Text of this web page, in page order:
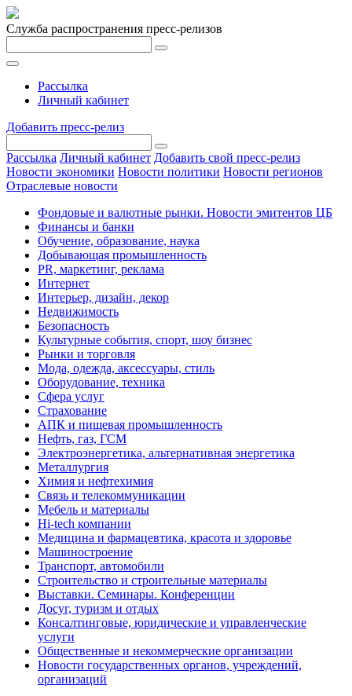
Служба распространения пресс-релизов
Рассылка
Личный кабинет
Добавить пресс-релиз
Рассылка Личный кабинет Добавить свой пресс-релиз
Новости экономики Новости политики Новости регионов
Отраслевые новости
Фондовые и валютные рынки. Новости эмитентов ЦБ
Финансы и банки
Обучение, образование, наука
Добывающая промышленность
PR, маркетинг, реклама
Интернет
Интерьер, дизайн, декор
Недвижимость
Безопасность
Культурные события, спорт, шоу бизнес
Рынки и торговля
Мода, одежда, аксессуары, стиль
Оборудование, техника
Сфера услуг
Страхование
АПК и пищевая промышленность
Нефть, газ, ГСМ
Электроэнергетика, альтернативная энергетика
Металлургия
Химия и нефтехимия
Связь и телекоммуникации
Мебель и материалы
Hi-tech компании
Медицина и фармацевтика, красота и здоровье
Машиностроение
Транспорт, автомобили
Строительство и строительные материалы
Выставки. Семинары. Конференции
Досуг, туризм и отдых
Консалтинговые, юридические и управленческие
услуги
Общественные и некоммерческие организации
Новости государственных органов, учреждений,
организаций